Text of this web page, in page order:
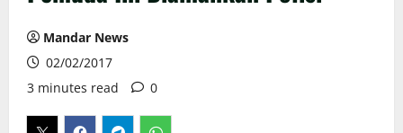
Mandar News
02/02/2017
3 minutes read
0